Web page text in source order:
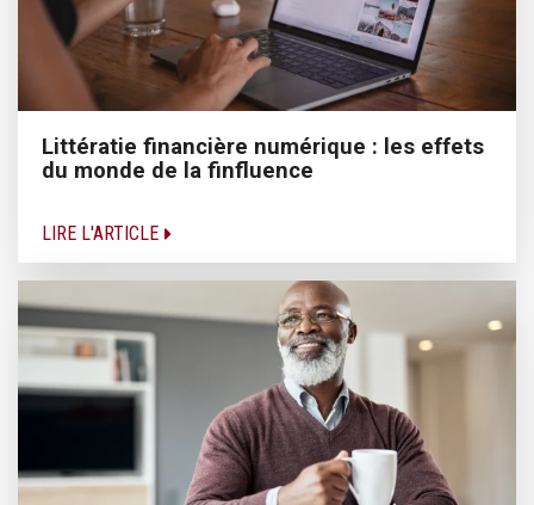
Littératie financière numérique : les effets
du monde de la finfluence
LIRE L'ARTICLE